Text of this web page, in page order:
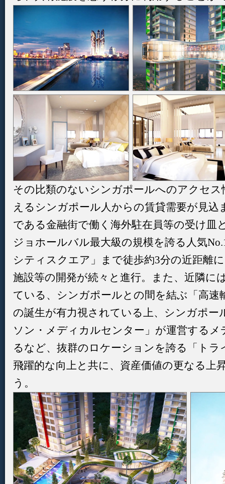
その比類のないシンガポールへのアクセ
えるシンガポール人からの賃貸需要が見込
である金融街で働く海外駐在員等の受け皿
ジョホールバル最大級の規模を誇る人気
シティスクエア」まで徒歩約3分の近距離
施設等の開発が続々と進行。また、近隣に
ている、シンガポールとの間を結ぶ「高速
の誕生が有力視されている上、シンガポー
ソン・メディカルセンター」が運営する
るなど、抜群のロケーションを誇る「トラ
飛躍的な向上と共に、資産価値の更なる上
う。